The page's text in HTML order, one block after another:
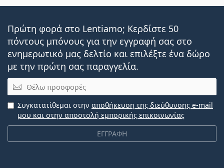
Πρώτη φορά στο Lentiamo; Κερδίστε 50
πόντους μπόνους για την εγγραφή σας στο
ενημερωτικό μας δελτίο και επιλέξτε ένα δώρο
με την πρώτη σας παραγγελία.
Email
ΕΓΓΡΑΦΗ
Συγκατατίθεμαι στην αποθήκευση της διεύθυνσης e-mail
μου και στην αποστολή εμπορικής επικοινωνίας